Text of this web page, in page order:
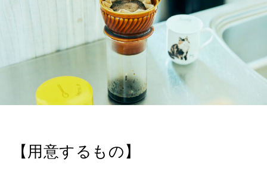
2026年4月号「未来をつくる、学びの教科書。」
2026年3月号「スイーツ予想図 2026」
2026年2月号「良運を掴む 新・開運術。」
2026年1月号「猫がいれば、幸せ」
【用意するもの】